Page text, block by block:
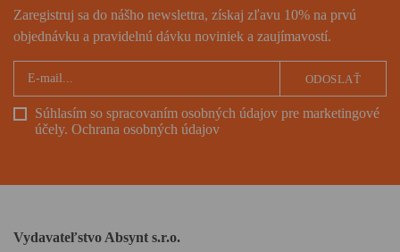
Zaregistruj sa do nášho newslettra, získaj zľavu 10% na prvú
objednávku a pravidelnú dávku noviniek a zaujímavostí.
Súhlasím so spracovaním osobných údajov pre marketingové
účely. Ochrana osobných údajov
ODOSLAŤ
Vydavateľstvo Absynt s.r.o.